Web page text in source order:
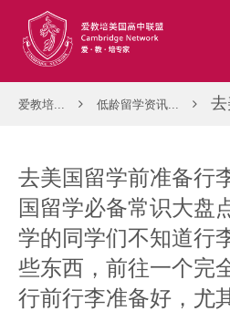
爱教培... 低龄留学资讯...
去美国留学前准备行
国留学必备常识大盘
学的同学们不知道行
些东西，前往一个完
行前行李准备好，尤